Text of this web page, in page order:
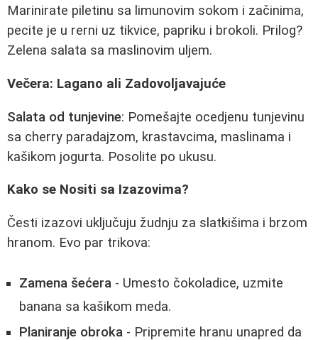
Marinirate piletinu sa limunovim sokom i začinima,
pecite je u rerni uz tikvice, papriku i brokoli. Prilog?
Zelena salata sa maslinovim uljem.
Večera: Lagano ali Zadovoljavajuće
Salata od tunjevine: Pomešajte ocedjenu tunjevinu
sa cherry paradajzom, krastavcima, maslinama i
kašikom jogurta. Posolite po ukusu.
Kako se Nositi sa Izazovima?
Česti izazovi uključuju žudnju za slatkišima i brzom
hranom. Evo par trikova:
Zamena šećera - Umesto čokoladice, uzmite
banana sa kašikom meda.
Planiranje obroka - Pripremite hranu unapred da